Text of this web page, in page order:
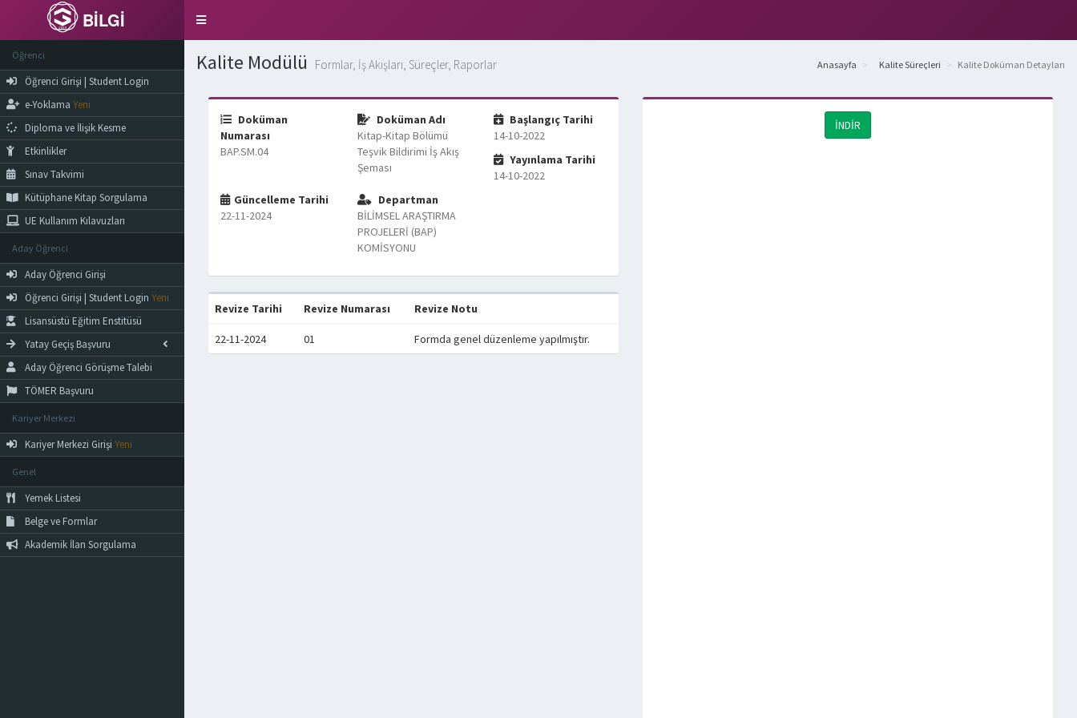
BİLGİ
Toggle
Öğrenci
Öğrenci Girişi | Student Login
e-Yoklama Yeni
Diploma ve İlişik Kesme
Etkinlikler
Sınav Takvimi
Kütüphane Kitap Sorgulama
UE Kullanım Kılavuzları
Aday Öğrenci
Aday Öğrenci Girişi
Öğrenci Girişi | Student Login Yeni
Lisansüstü Eğitim Enstitüsü
Yatay Geçiş Başvuru
Aday Öğrenci Görüşme Talebi
TÖMER Başvuru
Kariyer Merkezi
Kariyer Merkezi Girişi Yeni
Genel
Yemek Listesi
Belge ve Formlar
Akademik İlan Sorgulama
Kalite Modülü Formlar, İş Akışları, Süreçler, Raporlar Anasayfa Kalite Süreçleri Kalite Doküman Detayları
Doküman
Numarası
BAP.SM.04
Doküman Adı
Kitap-Kitap Bölümü
Teşvik Bildirimi İş Akış
Şeması
Başlangıç Tarihi
14-10-2022
Yayınlama Tarihi
14-10-2022
Güncelleme Tarihi
22-11-2024
Departman
BİLİMSEL ARAŞTIRMA
PROJELERİ (BAP)
KOMİSYONU
Revize Tarihi Revize Numarası Revize Notu
22-11-2024 01 Formda genel düzenleme yapılmıştır.
İNDİR